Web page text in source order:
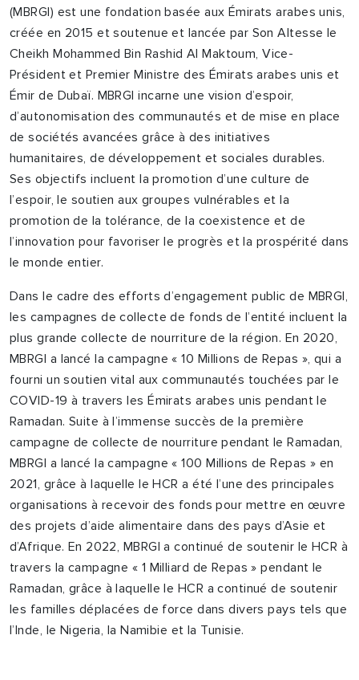
(MBRGI) est une fondation basée aux Émirats arabes unis,
créée en 2015 et soutenue et lancée par Son Altesse le
Cheikh Mohammed Bin Rashid Al Maktoum, Vice-
Président et Premier Ministre des Émirats arabes unis et
Émir de Dubaï. MBRGI incarne une vision d’espoir,
d’autonomisation des communautés et de mise en place
de sociétés avancées grâce à des initiatives
humanitaires, de développement et sociales durables.
Ses objectifs incluent la promotion d’une culture de
l’espoir, le soutien aux groupes vulnérables et la
promotion de la tolérance, de la coexistence et de
l’innovation pour favoriser le progrès et la prospérité dans
le monde entier.
Dans le cadre des efforts d’engagement public de MBRGI,
les campagnes de collecte de fonds de l’entité incluent la
plus grande collecte de nourriture de la région. En 2020,
MBRGI a lancé la campagne « 10 Millions de Repas », qui a
fourni un soutien vital aux communautés touchées par le
COVID-19 à travers les Émirats arabes unis pendant le
Ramadan. Suite à l’immense succès de la première
campagne de collecte de nourriture pendant le Ramadan,
MBRGI a lancé la campagne « 100 Millions de Repas » en
2021, grâce à laquelle le HCR a été l’une des principales
organisations à recevoir des fonds pour mettre en œuvre
des projets d’aide alimentaire dans des pays d’Asie et
d’Afrique. En 2022, MBRGI a continué de soutenir le HCR à
travers la campagne « 1 Milliard de Repas » pendant le
Ramadan, grâce à laquelle le HCR a continué de soutenir
les familles déplacées de force dans divers pays tels que
l’Inde, le Nigeria, la Namibie et la Tunisie.